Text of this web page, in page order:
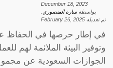
December 18, 2023
بواسطةسارة المنصوري
تم تعديله February 26, 2025
في إطار حرصها في الحفاظ
وتوفير البيئة الملائمة لهم
الجوازات السعودية عن